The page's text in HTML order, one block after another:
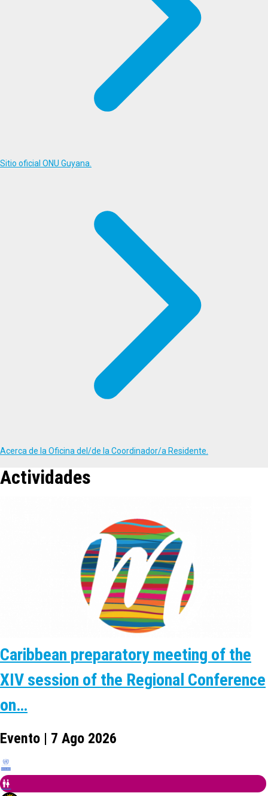
Sitio oficial ONU Guyana.
Acerca de la Oficina del/de la Coordinador/a Residente.
Actividades
Caribbean preparatory meeting of the
XIV session of the Regional Conference
on…
Evento | 7 Ago 2026